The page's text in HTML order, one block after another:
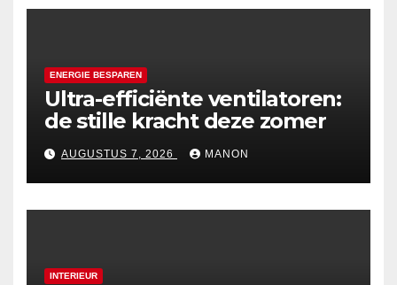
ENERGIE BESPAREN
Ultra-efficiënte ventilatoren:
de stille kracht deze zomer
AUGUSTUS 7, 2026 MANON
INTERIEUR